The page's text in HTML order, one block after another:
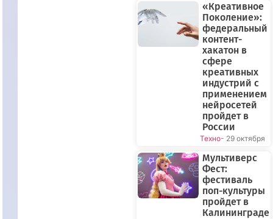
«Креативное
Поколение»:
федеральный
контент-
хакатон в
сфере
креативных
индустрий с
применением
нейросетей
пройдет в
России
Техно- 29 октября
Мультиверс
Фест:
фестиваль
поп-культуры
пройдет в
Калининграде